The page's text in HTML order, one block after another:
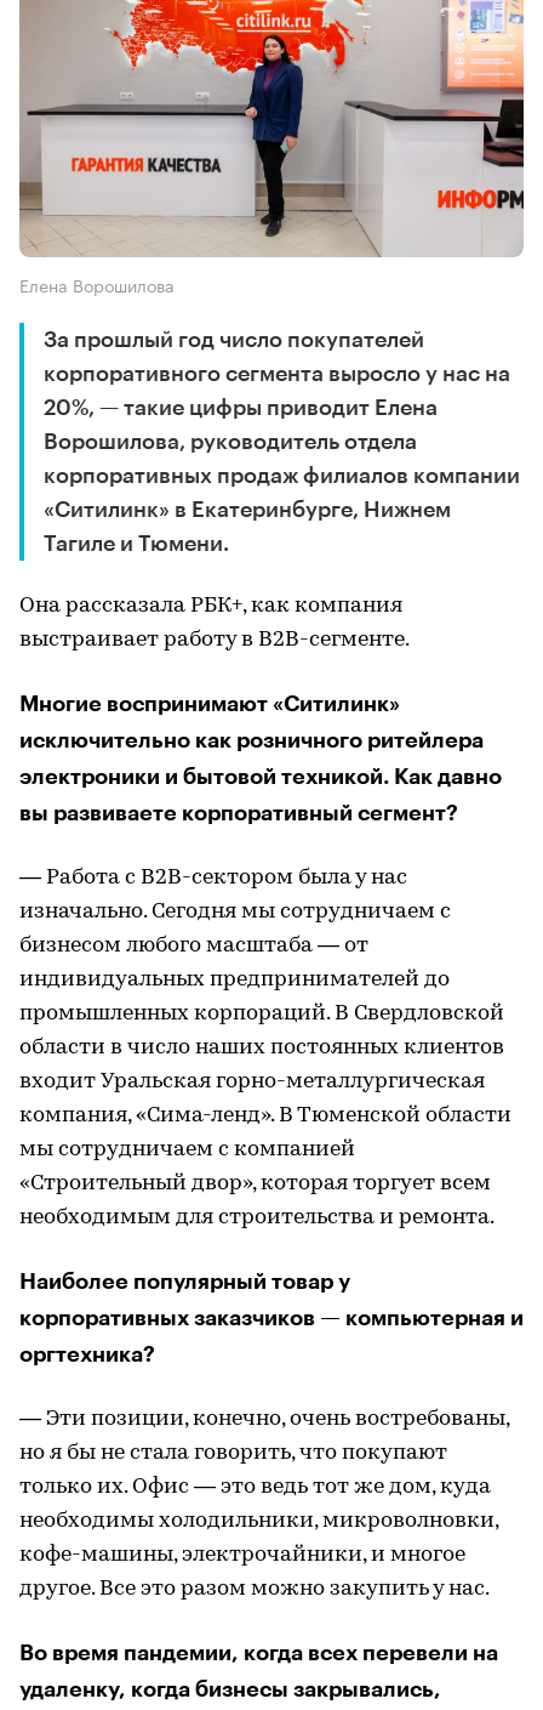
Елена Ворошилова
За прошлый год число покупателей
корпоративного сегмента выросло у нас на
20%, — такие цифры приводит Елена
Ворошилова, руководитель отдела
корпоративных продаж филиалов компании
«Ситилинк» в Екатеринбурге, Нижнем
Тагиле и Тюмени.
Она рассказала РБК+, как компания
выстраивает работу в В2В-сегменте.
Многие воспринимают «Ситилинк»
исключительно как розничного ритейлера
электроники и бытовой техникой. Как давно
вы развиваете корпоративный сегмент?
— Работа с В2В-сектором была у нас
изначально. Сегодня мы сотрудничаем с
бизнесом любого масштаба — от
индивидуальных предпринимателей до
промышленных корпораций. В Свердловской
области в число наших постоянных клиентов
входит Уральская горно-металлургическая
компания, «Сима-ленд». В Тюменской области
мы сотрудничаем с компанией
«Строительный двор», которая торгует всем
необходимым для строительства и ремонта.
Наиболее популярный товар у
корпоративных заказчиков — компьютерная и
оргтехника?
— Эти позиции, конечно, очень востребованы,
но я бы не стала говорить, что покупают
только их. Офис — это ведь тот же дом, куда
необходимы холодильники, микроволновки,
кофе-машины, электрочайники, и многое
другое. Все это разом можно закупить у нас.
Во время пандемии, когда всех перевели на
удаленку, когда бизнесы закрывались,